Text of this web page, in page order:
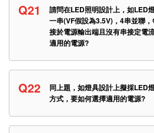
Q21
請問在LED照明設計上，如LED
一串(VF假設為3.5V)，4串並聯
接於電源輸出端且沒有串接定電
適用的電源?
Q22
同上題，如燈具設計上擬採LED
方式，要如何選擇適用的電源?